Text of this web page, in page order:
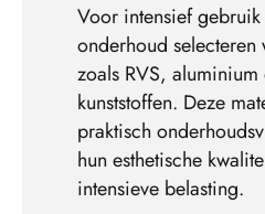
Voor intensief
onderhoud
zoals RVS,
kunststoffen. Deze
praktisch
hun esthetische
intensieve belasting.